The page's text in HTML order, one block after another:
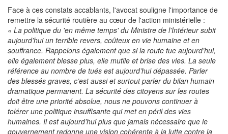
Face à ces constats accablants, l'avocat souligne l'importance de
remettre la sécurité routière au cœur de l'action ministérielle :
« La politique du 'en même temps' du Ministre de l'Intérieur subit
aujourd'hui un terrible revers, coûteux en vie humaine et en
souffrance. Rappelons également que si la route tue aujourd’hui,
elle également blesse plus, elle mutile et brise des vies. La seule
référence au nombre de tués est aujourd’hui dépassée. Parler
des blessés graves, c’est aussi et surtout parler du bilan humain
dramatique permanent. La sécurité des citoyens sur les routes
doit être une priorité absolue, nous ne pouvons continuer à
tolérer une politique insuffisante qui met en péril des vies
humaines. Il est aujourd’hui plus que jamais nécessaire que le
gouvernement redonne une vision cohérente à la lutte contre la